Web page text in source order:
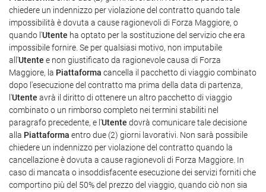
chiedere un indennizzo per violazione del contratto quando tale
impossibilità è dovuta a cause ragionevoli di Forza Maggiore, o
quando l'Utente ha optato per la sostituzione del servizio che era
impossibile fornire. Se per qualsiasi motivo, non imputabile
all'Utente e non giustificato da ragionevole causa di Forza
Maggiore, la Piattaforma cancella il pacchetto di viaggio combinato
dopo l'esecuzione del contratto ma prima della data di partenza,
l'Utente avrà il diritto di ottenere un altro pacchetto di viaggio
combinato o un rimborso completo nei termini stabiliti nel
paragrafo precedente, e l'Utente dovrà comunicare tale decisione
alla Piattaforma entro due (2) giorni lavorativi. Non sarà possibile
chiedere un indennizzo per violazione del contratto quando la
cancellazione è dovuta a cause ragionevoli di Forza Maggiore. In
caso di mancata o insoddisfacente esecuzione dei servizi forniti che
comportino più del 50% del prezzo del viaggio, quando ciò non sia